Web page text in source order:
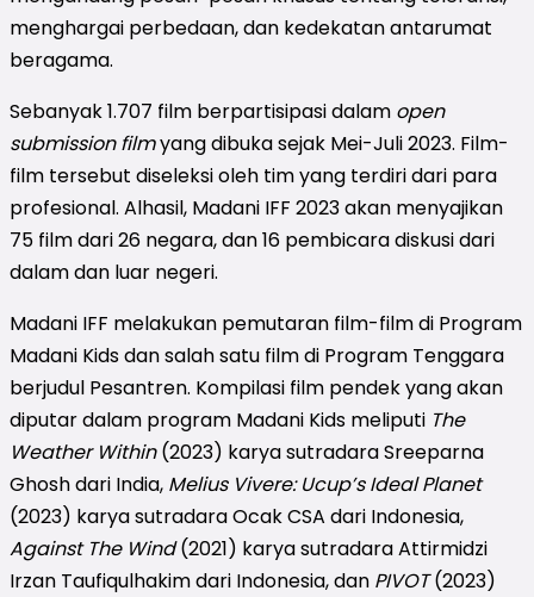
menghargai perbedaan, dan kedekatan antarumat
beragama.
Sebanyak 1.707 film berpartisipasi dalam open
submission filmyang dibuka sejak Mei-Juli 2023. Film-
film tersebut diseleksi oleh tim yang terdiri dari para
profesional. Alhasil, Madani IFF 2023 akan menyajikan
75 film dari 26 negara, dan 16 pembicara diskusi dari
dalam dan luar negeri.
Madani IFF melakukan pemutaran film-film di Program
Madani Kids dan salah satu film di Program Tenggara
berjudul Pesantren. Kompilasi film pendek yang akan
diputar dalam program Madani Kids meliputi The
Weather Within(2023) karya sutradara Sreeparna
Ghosh dari India, Melius Vivere: Ucup’s Ideal Planet
(2023) karya sutradara Ocak CSA dari Indonesia,
Against The Wind(2021) karya sutradara Attirmidzi
Irzan Taufiqulhakim dari Indonesia, dan PIVOT(2023)